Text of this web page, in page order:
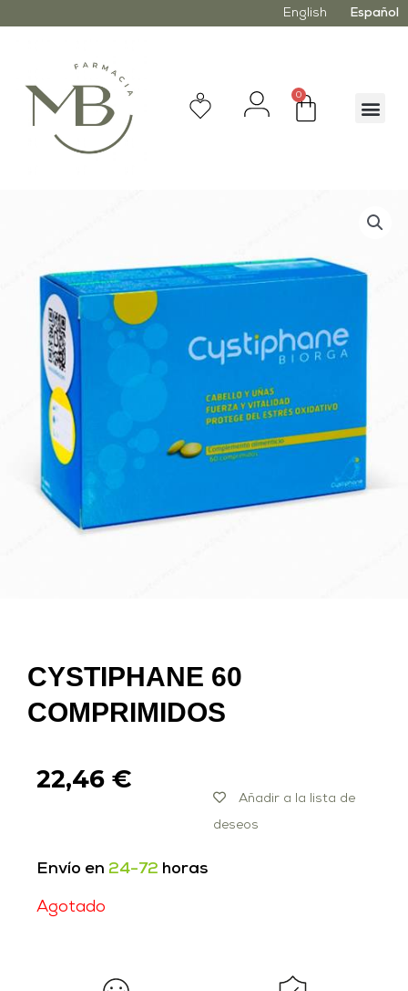
English Español
0
CYSTIPHANE 60
COMPRIMIDOS
22,46 €
Añadir a la lista de
deseos
Envío en 24-72 horas
Agotado